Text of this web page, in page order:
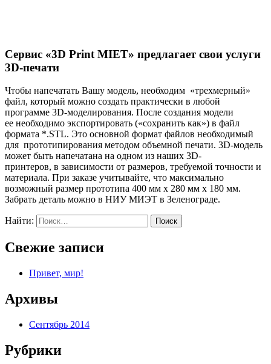
пластиковых
деталей
Сервис «3D Print MIET» предлагает свои услуги
3D-печати
Чтобы напечатать Вашу модель, необходим «трехмерный»
файл, который можно создать практически в любой
программе 3D-моделирования. После создания модели
ее необходимо экспортировать («сохранить как») в файл
формата *.STL. Это основной формат файлов необходимый
для прототипирования методом объемной печати. 3D-модель
может быть напечатана на одном из наших 3D-
принтеров, в зависимости от размеров, требуемой точности и
материала. При заказе учитывайте, что максимально
возможный размер прототипа 400 мм х 280 мм х 180 мм.
Забрать деталь можно в НИУ МИЭТ в Зеленограде.
Найти:
Свежие записи
Привет, мир!
Архивы
Сентябрь 2014
Рубрики